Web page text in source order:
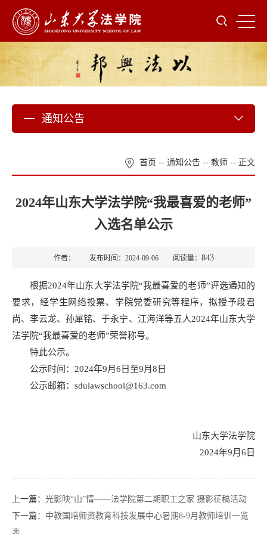
通知公告
首页 -- 通知公告 -- 教师 -- 正文
2024年山东大学法学院“我最喜爱的老师”
入选名单公示
作者： 发布时间：2024-09-06 阅读量： 843
根据2024年山东大学法学院“我最喜爱的老师”评选通知的
要求，经学生网络投票、学院党委研究等程序，拟授予段君
尚、李云龙、孙犀铭、于永宁、江海洋等五人2024年山东大学
法学院“我最喜爱的老师”荣誉称号。
特此公示。
公示时间：2024年9月6日至9月8日
公示邮箱：sdulawschool@163.com
山东大学法学院
2024年9月6日
上一篇： 光影映“山”情——法学院第二期职工之家 摄影征稿活动
下一篇： 中教国培师资教育科技发展中心暑期8-9月教师培训一览